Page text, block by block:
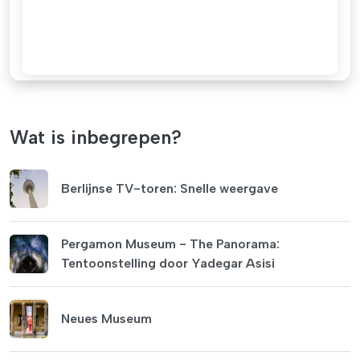
Wat is inbegrepen?
Berlijnse TV-toren: Snelle weergave
Pergamon Museum - The Panorama:
Tentoonstelling door Yadegar Asisi
Neues Museum